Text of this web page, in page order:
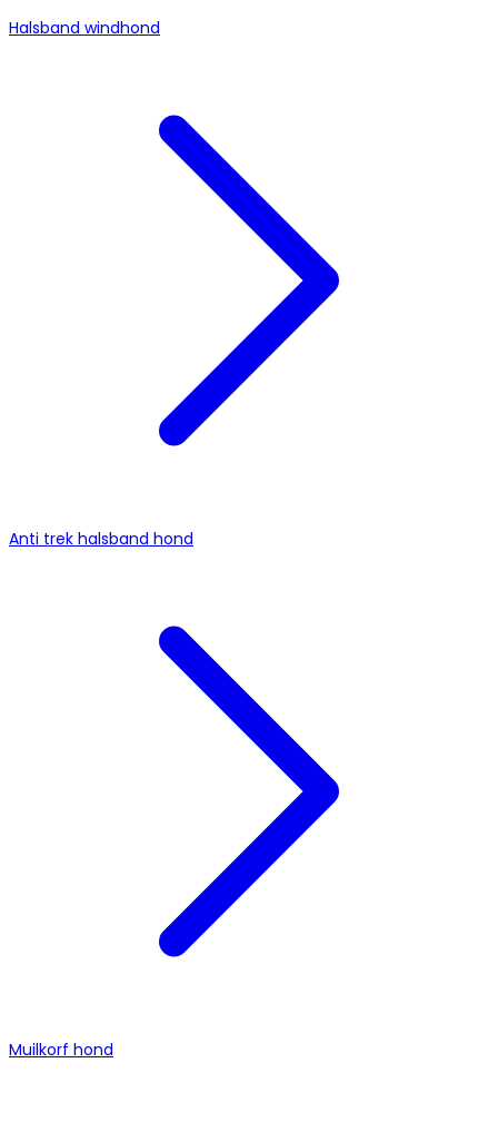
Halsband windhond
Anti trek halsband hond
Muilkorf hond